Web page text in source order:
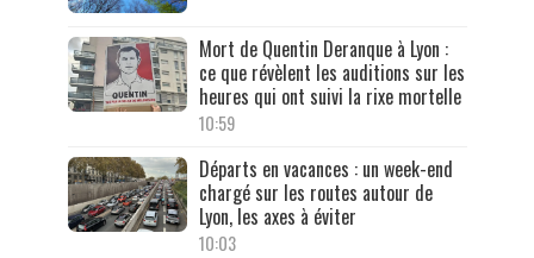
Mort de Quentin Deranque à Lyon :
ce que révèlent les auditions sur les
heures qui ont suivi la rixe mortelle
10:59
Départs en vacances : un week-end
chargé sur les routes autour de
Lyon, les axes à éviter
10:03